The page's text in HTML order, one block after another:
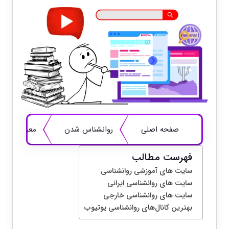
صفحه اصلی روانشناس شدن معرفی
فهرست مطالب
سایت های آموزشی روانشناسی
سایت های روانشناسی ایرانی
سایت های روانشناسی خارجی
بهترین کانال‌های روانشناسی یوتیوب